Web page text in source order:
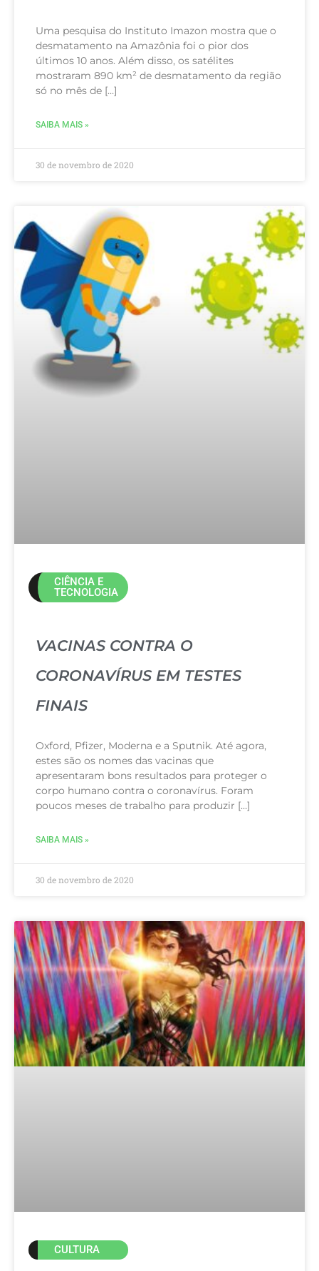
Uma pesquisa do Instituto Imazon mostra que o
desmatamento na Amazônia foi o pior dos
últimos 10 anos. Além disso, os satélites
mostraram 890 km² de desmatamento da região
só no mês de […]
SAIBA MAIS »
30 de novembro de 2020
CIÊNCIA E
TECNOLOGIA
VACINAS CONTRA O
CORONAVÍRUS EM TESTES
FINAIS
Oxford, Pfizer, Moderna e a Sputnik. Até agora,
estes são os nomes das vacinas que
apresentaram bons resultados para proteger o
corpo humano contra o coronavírus. Foram
poucos meses de trabalho para produzir […]
SAIBA MAIS »
30 de novembro de 2020
CULTURA